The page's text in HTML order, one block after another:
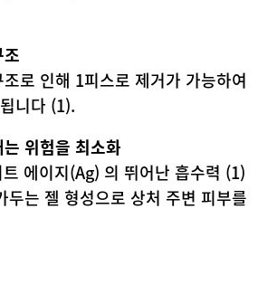
로 인해 1피스로 제거가 가능하여
니다 (1).
위험을 최소화
에이지(Ag) 의 뛰어난 흡수력 (1)
두는 젤 형성으로 상처 주변 피부를
물 누출 현상을 방지합니다.